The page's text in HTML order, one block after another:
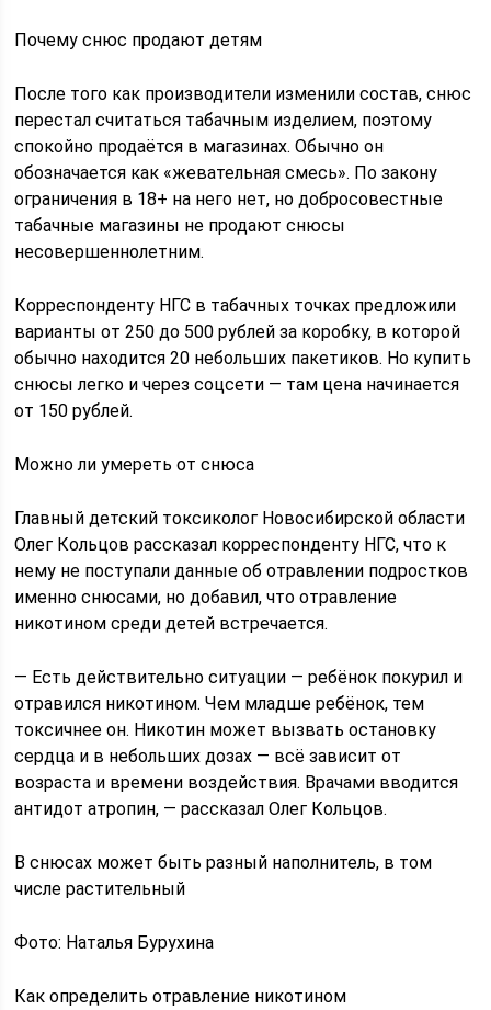
Почему снюс продают детям
После того как производители изменили состав, снюс
перестал считаться табачным изделием, поэтому
спокойно продаётся в магазинах. Обычно он
обозначается как «жевательная смесь». По закону
ограничения в 18+ на него нет, но добросовестные
табачные магазины не продают снюсы
несовершеннолетним.
Корреспонденту НГС в табачных точках предложили
варианты от 250 до 500 рублей за коробку, в которой
обычно находится 20 небольших пакетиков. Но купить
снюсы легко и через соцсети — там цена начинается
от 150 рублей.
Можно ли умереть от снюса
Главный детский токсиколог Новосибирской области
Олег Кольцов рассказал корреспонденту НГС, что к
нему не поступали данные об отравлении подростков
именно снюсами, но добавил, что отравление
никотином среди детей встречается.
— Есть действительно ситуации — ребёнок покурил и
отравился никотином. Чем младше ребёнок, тем
токсичнее он. Никотин может вызвать остановку
сердца и в небольших дозах — всё зависит от
возраста и времени воздействия. Врачами вводится
антидот атропин, — рассказал Олег Кольцов.
В снюсах может быть разный наполнитель, в том
числе растительный
Фото: Наталья Бурухина
Как определить отравление никотином